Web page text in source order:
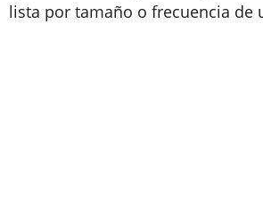
lista por tamaño o frecuencia de